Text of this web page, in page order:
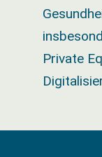
Private